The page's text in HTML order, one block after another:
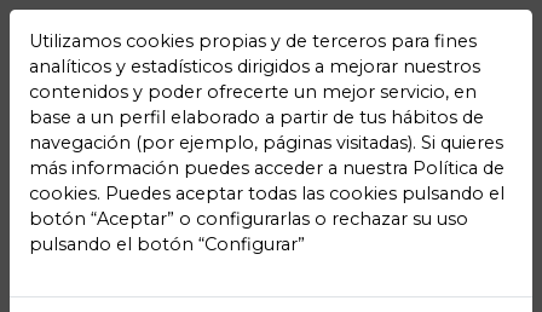
Los datos mínimos para la
correcta prestación de los
servicios SWAB ART FAIR
Utilizamos cookies propias y de terceros para fines
analíticos y estadísticos dirigidos a mejorar nuestros
contenidos y poder ofrecerte un mejor servicio, en
base a un perfil elaborado a partir de tus hábitos de
navegación (por ejemplo, páginas visitadas). Si quieres
más información puedes acceder a nuestra Política de
cookies. Puedes aceptar todas las cookies pulsando el
botón “Aceptar” o configurarlas o rechazar su uso
pulsando el botón “Configurar”